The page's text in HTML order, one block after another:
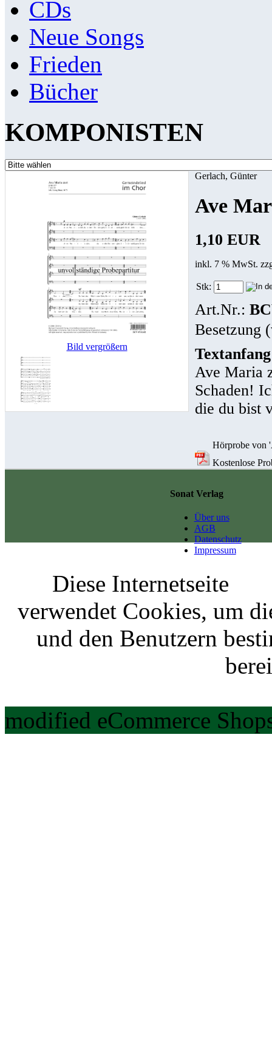
CDs
Neue Songs
Frieden
Bücher
KOMPONISTEN
Bild vergrößern
Gerlach, Günter
Ave
1,10 EUR
inkl. 7 % MwSt.
Stk:
Art.Nr.:
Besetzung
Ave Maria
Schaden!
die du bist
Hörprobe von
Kostenlose
Sonat Verlag
Über uns
AGB
Datenschutz
Impressum
Diese Internetseite
verwendet Cookies, um
und den Benutzern
modified eCommerce